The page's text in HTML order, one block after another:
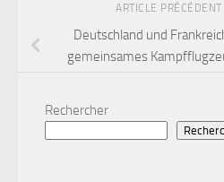
ARTICLE PRÉCÉDENT
Deutschland und
gemeinsames
Rechercher